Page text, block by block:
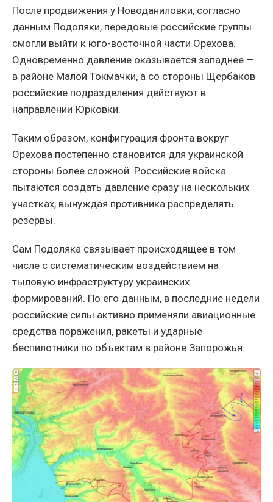
После продвижения у Новоданиловки, согласно
данным Подоляки, передовые российские группы
смогли выйти к юго-восточной части Орехова.
Одновременно давление оказывается западнее —
в районе Малой Токмачки, а со стороны Щербаков
российские подразделения действуют в
направлении Юрковки.
Таким образом, конфигурация фронта вокруг
Орехова постепенно становится для украинской
стороны более сложной. Российские войска
пытаются создать давление сразу на нескольких
участках, вынуждая противника распределять
резервы.
Сам Подоляка связывает происходящее в том
числе с систематическим воздействием на
тыловую инфраструктуру украинских
формирований. По его данным, в последние недели
российские силы активно применяли авиационные
средства поражения, ракеты и ударные
беспилотники по объектам в районе Запорожья.